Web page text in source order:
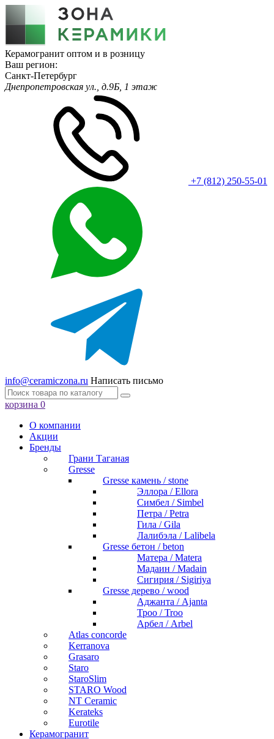
Керамогранит оптом и в розницу
Ваш регион:
Санкт-Петербург
Днепропетровская ул., д.9Б, 1 этаж
+7 (812) 250-55-01
info@ceramiczona.ru Написать письмо
корзина 0
О компании
Акции
Бренды
Грани Таганая
Gresse
Gresse камень / stone
Эллора / Ellora
Симбел / Simbel
Петра / Petra
Гила / Gila
Лалибэла / Lalibela
Gresse бетон / beton
Матера / Matera
Мадаин / Madain
Сигирия / Sigiriya
Gresse дерево / wood
Аджанта / Ajanta
Троо / Troo
Арбел / Arbel
Atlas concorde
Kerranova
Grasaro
Staro
StaroSlim
STARO Wood
NT Ceramic
Kerateks
Eurotile
Керамогранит